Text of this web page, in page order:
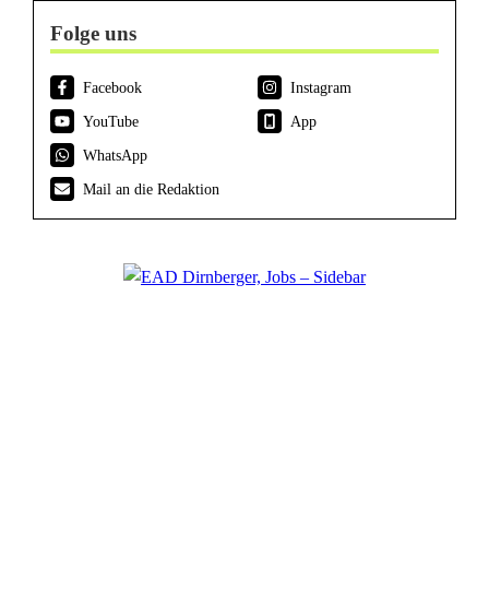
Folge uns
Facebook
Instagram
YouTube
App
WhatsApp
Mail an die Redaktion